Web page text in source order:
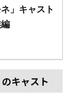
」キャスト
キャスト